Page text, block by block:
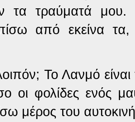
τα τραύματά
από εκείνα
Το Λανμό
οι φολίδες ενός
μέρος του